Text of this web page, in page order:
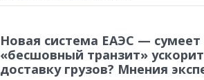
Новая система ЕАЭС — сумеет
«бесшовный транзит»
доставку грузов? Мнения